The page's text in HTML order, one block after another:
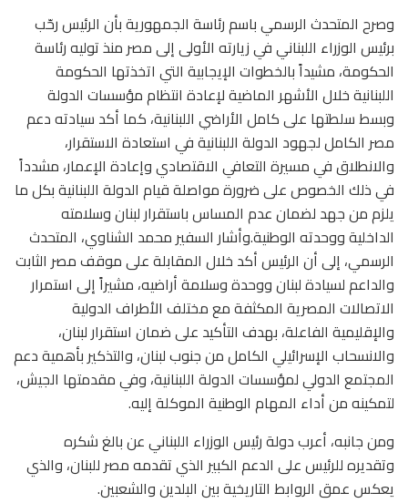
وصرح المتحدث الرسمي باسم رئاسة الجمهورية بأن الرئيس رحّب
برئيس الوزراء اللبناني في زيارته الأولى إلى مصر منذ توليه رئاسة
الحكومة، مشيداً بالخطوات الإيجابية التي اتخذتها الحكومة
اللبنانية خلال الأشهر الماضية لإعادة انتظام مؤسسات الدولة
وبسط سلطتها على كامل الأراضي اللبنانية، كما أكد سيادته دعم
مصر الكامل لجهود الدولة اللبنانية في استعادة الاستقرار،
والانطلاق في مسيرة التعافي الاقتصادي وإعادة الإعمار، مشدداً
في ذلك الخصوص على ضرورة مواصلة قيام الدولة اللبنانية بكل ما
يلزم من جهد لضمان عدم المساس باستقرار لبنان وسلامته
الداخلية ووحدته الوطنية.وأشار السفير محمد الشناوي، المتحدث
الرسمي، إلى أن الرئيس أكد خلال المقابلة على موقف مصر الثابت
والداعم لسيادة لبنان ووحدة وسلامة أراضيه، مشيراً إلى استمرار
الاتصالات المصرية المكثفة مع مختلف الأطراف الدولية
والإقليمية الفاعلة، بهدف التأكيد على ضمان استقرار لبنان،
والانسحاب الإسرائيلي الكامل من جنوب لبنان، والتذكير بأهمية دعم
المجتمع الدولي لمؤسسات الدولة اللبنانية، وفي مقدمتها الجيش،
لتمكينه من أداء المهام الوطنية الموكلة إليه.
ومن جانبه، أعرب دولة رئيس الوزراء اللبناني عن بالغ شكره
وتقديره للرئيس على الدعم الكبير الذي تقدمه مصر للبنان، والذي
يعكس عمق الروابط التاريخية بين البلدين والشعبين.